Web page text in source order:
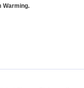
Warming.